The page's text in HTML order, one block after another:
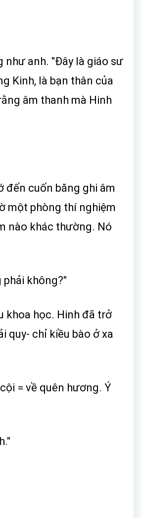
như anh. "Đây là giáo sư
Kinh, là bạn thân của
âm thanh mà Hinh
đến cuốn băng ghi âm
một phòng thí nghiệm
nào khác thường. Nó
không?"
khoa học. Hinh đã trở
quy- chỉ kiều bào ở xa
= về quên hương. Ý